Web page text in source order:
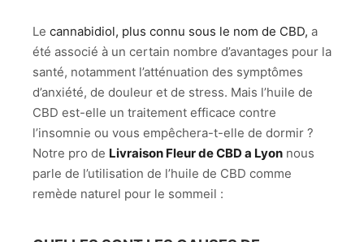
Le cannabidiol, plus connu sous le nom de CBD, a
été associé à un certain nombre d’avantages pour la
santé, notamment l’atténuation des symptômes
d’anxiété, de douleur et de stress. Mais l’huile de
CBD est-elle un traitement efficace contre
l’insomnie ou vous empêchera-t-elle de dormir ?
Notre pro de Livraison Fleur de CBD a Lyon nous
parle de l’utilisation de l’huile de CBD comme
remède naturel pour le sommeil :